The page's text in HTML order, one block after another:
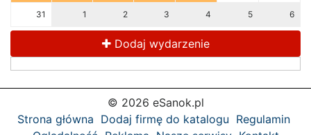
31 1 2 3 4 5 6
Dodaj wydarzenie
© 2026 eSanok.pl
Strona główna Dodaj firmę do katalogu Regulamin